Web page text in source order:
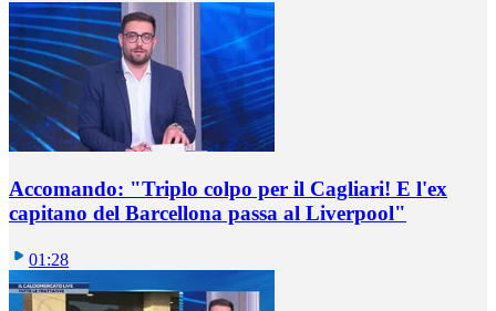
Accomando: "Triplo colpo per il Cagliari! E l'ex
capitano del Barcellona passa al Liverpool"
01:28